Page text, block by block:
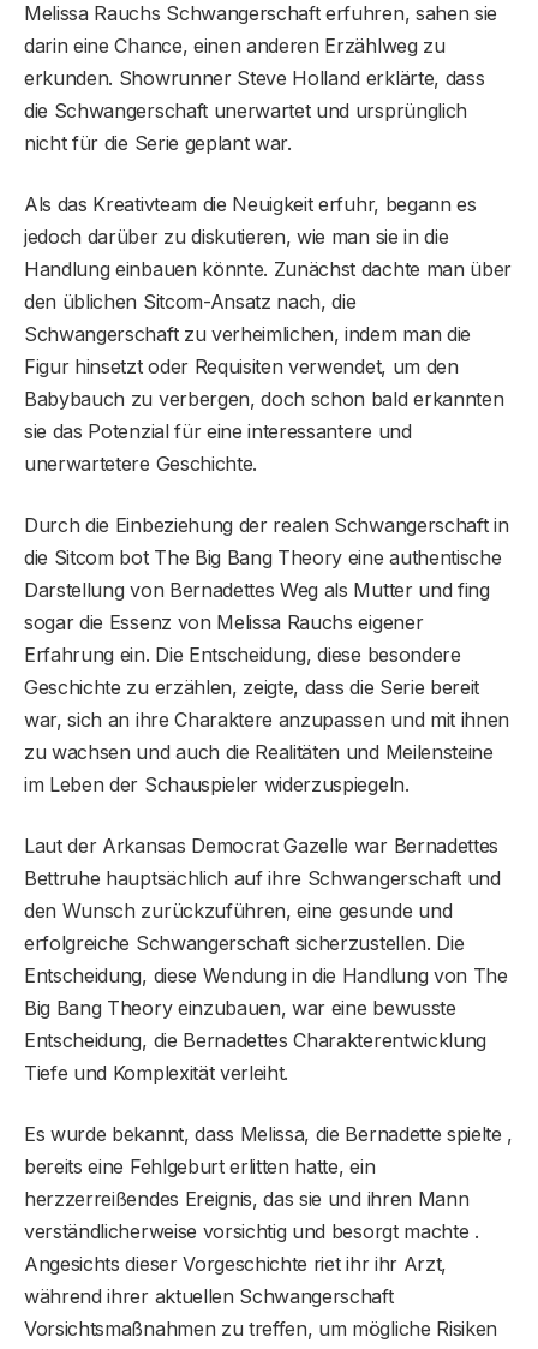
Melissa Rauchs Schwangerschaft erfuhren, sahen sie
darin eine Chance, einen anderen Erzählweg zu
erkunden. Showrunner Steve Holland erklärte, dass
die Schwangerschaft unerwartet und ursprünglich
nicht für die Serie geplant war.
Als das Kreativteam die Neuigkeit erfuhr, begann es
jedoch darüber zu diskutieren, wie man sie in die
Handlung einbauen könnte. Zunächst dachte man über
den üblichen Sitcom-Ansatz nach, die
Schwangerschaft zu verheimlichen, indem man die
Figur hinsetzt oder Requisiten verwendet, um den
Babybauch zu verbergen, doch schon bald erkannten
sie das Potenzial für eine interessantere und
unerwartetere Geschichte.
Durch die Einbeziehung der realen Schwangerschaft in
die Sitcom bot The Big Bang Theory eine authentische
Darstellung von Bernadettes Weg als Mutter und fing
sogar die Essenz von Melissa Rauchs eigener
Erfahrung ein. Die Entscheidung, diese besondere
Geschichte zu erzählen, zeigte, dass die Serie bereit
war, sich an ihre Charaktere anzupassen und mit ihnen
zu wachsen und auch die Realitäten und Meilensteine ​​
im Leben der Schauspieler widerzuspiegeln.
Laut der Arkansas Democrat Gazelle war Bernadettes
Bettruhe hauptsächlich auf ihre Schwangerschaft und
den Wunsch zurückzuführen, eine gesunde und
erfolgreiche Schwangerschaft sicherzustellen. Die
Entscheidung, diese Wendung in die Handlung von The
Big Bang Theory einzubauen, war eine bewusste
Entscheidung, die Bernadettes Charakterentwicklung
Tiefe und Komplexität verleiht.
Es wurde bekannt, dass Melissa, die Bernadette spielte ,
bereits eine Fehlgeburt erlitten hatte, ein
herzzerreißendes Ereignis, das sie und ihren Mann
verständlicherweise vorsichtig und besorgt machte .
Angesichts dieser Vorgeschichte riet ihr ihr Arzt,
während ihrer aktuellen Schwangerschaft
Vorsichtsmaßnahmen zu treffen, um mögliche Risiken